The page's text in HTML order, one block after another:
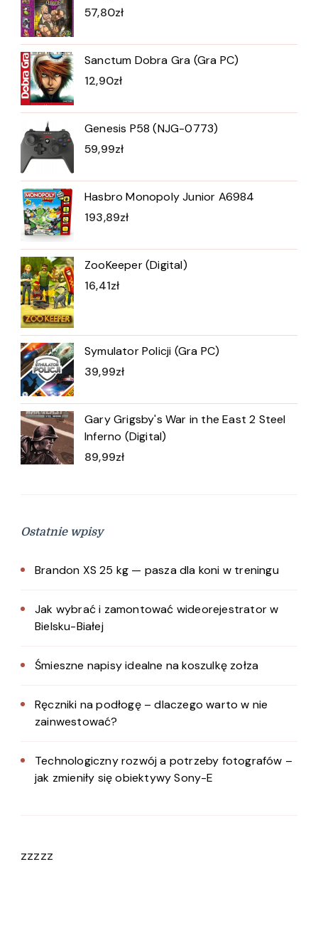
57,80zł
Sanctum Dobra Gra (Gra PC)
12,90zł
Genesis P58 (NJG-0773)
59,99zł
Hasbro Monopoly Junior A6984
193,89zł
ZooKeeper (Digital)
16,41zł
Symulator Policji (Gra PC)
39,99zł
Gary Grigsby's War in the East 2 Steel
Inferno (Digital)
89,99zł
Ostatnie wpisy
Brandon XS 25 kg — pasza dla koni w treningu
Jak wybrać i zamontować wideorejestrator w
Bielsku-Białej
Śmieszne napisy idealne na koszulkę zołza
Ręczniki na podłogę – dlaczego warto w nie
zainwestować?
Technologiczny rozwój a potrzeby fotografów –
jak zmieniły się obiektywy Sony-E
zzzzz